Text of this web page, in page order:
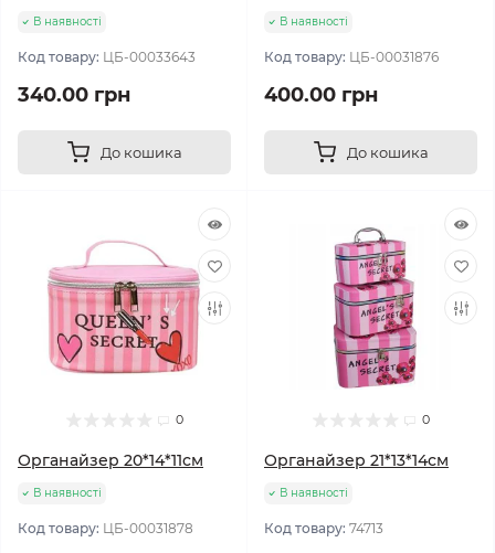
В наявності
Код товару: ЦБ-00033643
340.00 грн
До кошика
В наявності
Код товару: ЦБ-00031876
400.00 грн
До кошика
0
Органайзер 20*14*11см
В наявності
Код товару: ЦБ-00031878
0
Органайзер 21*13*14см
В наявності
Код товару: 74713